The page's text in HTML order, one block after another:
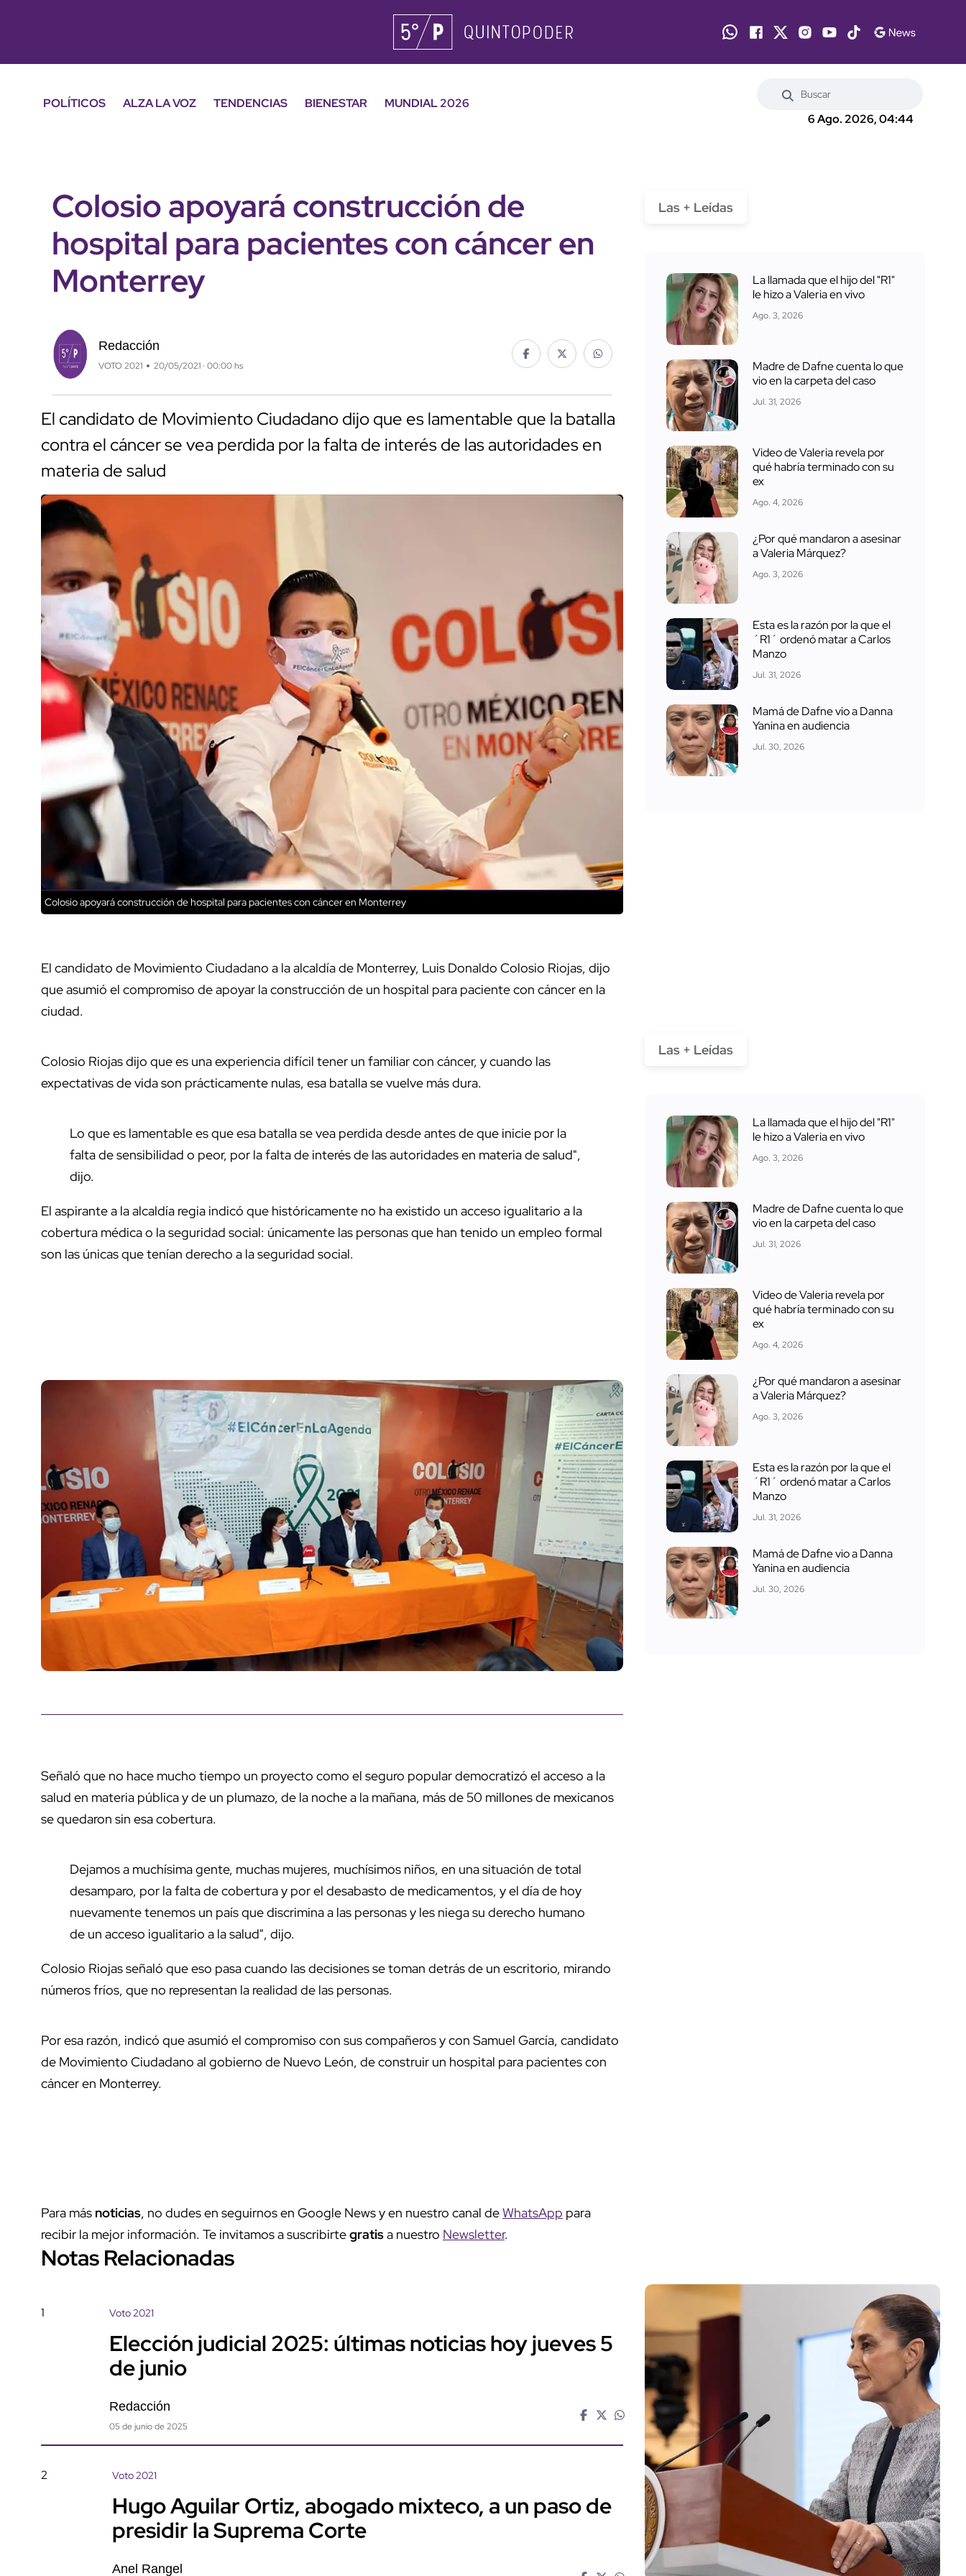
POLÍTICOS ALZA LA VOZ TENDENCIAS BIENESTAR
MUNDIAL 2026
6 Ago. 2026, 04:44
Colosio apoyará construcción de
hospital para pacientes con cáncer en
Monterrey
Redacción
VOTO 2021 20/05/2021 · 00:00 hs
El candidato de Movimiento Ciudadano dijo que es lamentable que la batalla
contra el cáncer se vea perdida por la falta de interés de las autoridades en
materia de salud
Colosio apoyará construcción de hospital para pacientes con cáncer en Monterrey
El candidato de Movimiento Ciudadano a la alcaldía de Monterrey, Luis Donaldo Colosio Riojas, dijo
que asumió el compromiso de apoyar la construcción de un hospital para paciente con cáncer en la
ciudad.
Colosio Riojas dijo que es una experiencia difícil tener un familiar con cáncer, y cuando las
expectativas de vida son prácticamente nulas, esa batalla se vuelve más dura.
Lo que es lamentable es que esa batalla se vea perdida desde antes de que inicie por la
falta de sensibilidad o peor, por la falta de interés de las autoridades en materia de salud",
dijo.
El aspirante a la alcaldía regia indicó que históricamente no ha existido un acceso igualitario a la
cobertura médica o la seguridad social: únicamente las personas que han tenido un empleo formal
son las únicas que tenían derecho a la seguridad social.
Señaló que no hace mucho tiempo un proyecto como el seguro popular democratizó el acceso a la
salud en materia pública y de un plumazo, de la noche a la mañana, más de 50 millones de mexicanos
se quedaron sin esa cobertura.
Dejamos a muchísima gente, muchas mujeres, muchísimos niños, en una situación de total
desamparo, por la falta de cobertura y por el desabasto de medicamentos, y el día de hoy
nuevamente tenemos un país que discrimina a las personas y les niega su derecho humano
de un acceso igualitario a la salud", dijo.
Colosio Riojas señaló que eso pasa cuando las decisiones se toman detrás de un escritorio, mirando
números fríos, que no representan la realidad de las personas.
Por esa razón, indicó que asumió el compromiso con sus compañeros y con Samuel García, candidato
de Movimiento Ciudadano al gobierno de Nuevo León, de construir un hospital para pacientes con
cáncer en Monterrey.
Para más noticias, no dudes en seguirnos en Google News y en nuestro canal deWhatsApp para
recibir la mejor información. Te invitamos a suscribirtegratisa nuestro Newsletter.
Notas Relacionadas
1 Voto 2021
Elección judicial 2025: últimas noticias hoy jueves 5
de junio
Redacción
05 de junio de 2025
2 Voto 2021
Hugo Aguilar Ortiz, abogado mixteco, a un paso de
presidir la Suprema Corte
Anel Rangel
Las + Leídas
La llamada que el hijo del "R1"
le hizo a Valeria en vivo
Ago. 3, 2026
Madre de Dafne cuenta lo que
vio en la carpeta del caso
Jul. 31, 2026
Video de Valeria revela por
qué habría terminado con su
ex
Ago. 4, 2026
¿Por qué mandaron a asesinar
a Valeria Márquez?
Ago. 3, 2026
Esta es la razón por la que el
´R1´ ordenó matar a Carlos
Manzo
Jul. 31, 2026
Mamá de Dafne vio a Danna
Yanina en audiencia
Jul. 30, 2026
Las + Leídas
La llamada que el hijo del "R1"
le hizo a Valeria en vivo
Ago. 3, 2026
Madre de Dafne cuenta lo que
vio en la carpeta del caso
Jul. 31, 2026
Video de Valeria revela por
qué habría terminado con su
ex
Ago. 4, 2026
¿Por qué mandaron a asesinar
a Valeria Márquez?
Ago. 3, 2026
Esta es la razón por la que el
´R1´ ordenó matar a Carlos
Manzo
Jul. 31, 2026
Mamá de Dafne vio a Danna
Yanina en audiencia
Jul. 30, 2026